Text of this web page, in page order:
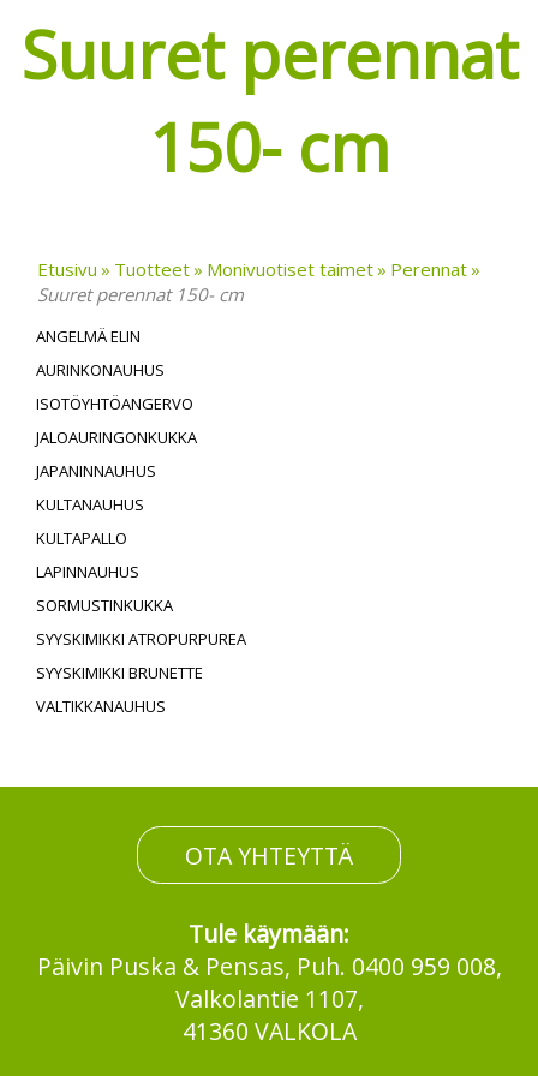
Suuret perennat
150- cm
Etusivu Tuotteet Monivuotiset taimet
Perennat
Suuret perennat 150- cm
ANGELMÄ ELIN
AURINKONAUHUS
ISOTÖYHTÖANGERVO
JALOAURINGONKUKKA
JAPANINNAUHUS
KULTANAUHUS
KULTAPALLO
LAPINNAUHUS
SORMUSTINKUKKA
SYYSKIMIKKI ATROPURPUREA
SYYSKIMIKKI BRUNETTE
VALTIKKANAUHUS
OTA YHTEYTTÄ
Tule käymään:
Päivin Puska & Pensas, Puh. 0400 959 008,
Valkolantie 1107,
41360 VALKOLA